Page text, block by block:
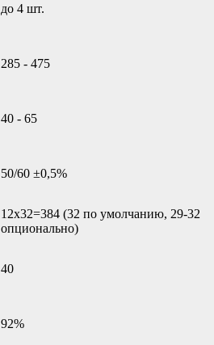
до 4 шт.
285 - 475
40 - 65
50/60 ±0,5%
12х32=384 (32 по умолчанию, 29-32
опционально)
40
92%